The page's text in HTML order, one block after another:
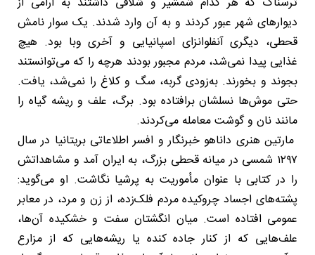
دیوارهای شهر عبور کردند و به آن وارد شدند. یک سوار نامش
قحطی، دیگری آنفلوانزای اسپانیایی و آخری وبا بود. هیچ
غذایی پیدا نمی‌شد، مردم مجبور بودند هرچه را که می‌توانستند
بجوند و بخورند. به‌زودی گربه، سگ و کلاغ را نمی‌شد، یافت.
حتی موش‌ها نسلشان برافتاده بود. برگ، علف و ریشه گیاه را
مانند نان و گوشت معامله می‌کردند.
مارتین هنری داناهو خبرنگار و افسر اطلاعاتی بریتانیا در سال
۱۲۹۷ شمسی در میانه قحطی بزرگ، به ایران آمد و مشاهداتش
را در کتابی با عنوان مأموریت به پرشیا نگاشت. او می‌گوید:
پشته‌های اجساد چروکیده مردم فلک‌زده، از زن و مرد، در معابر
عمومی افتاده است. میان انگشتان سفت و خشکیده آن‌ها،
علف‌هایی که از کنار جاده کنده یا ریشه‌هایی که از مزارع